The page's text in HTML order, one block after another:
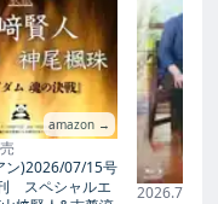
amazon →
ン)2026/07/15号
スペシャルエ
2026.7.27